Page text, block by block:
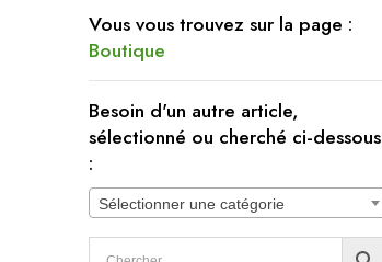
Vous vous trouvez sur la page :
Boutique
Besoin d'un autre article,
sélectionné ou cherché ci-dessous
:
Sélectionner une catégorie